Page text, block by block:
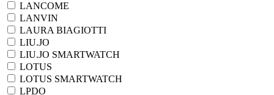
LANCOME
LANVIN
LAURA BIAGIOTTI
LIU.JO
LIU.JO SMARTWATCH
LOTUS
LOTUS SMARTWATCH
LPDO